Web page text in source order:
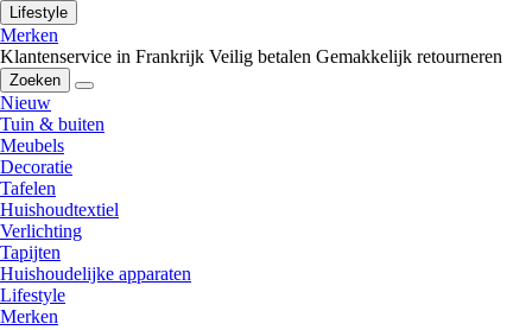
Lifestyle
Merken
Klantenservice in Frankrijk Veilig betalen Gemakkelijk retourneren
Zoeken
Nieuw
Tuin & buiten
Meubels
Decoratie
Tafelen
Huishoudtextiel
Verlichting
Tapijten
Huishoudelijke apparaten
Lifestyle
Merken